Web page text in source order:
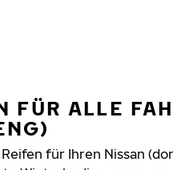
FÜR ALLE
für Ihren Nissan